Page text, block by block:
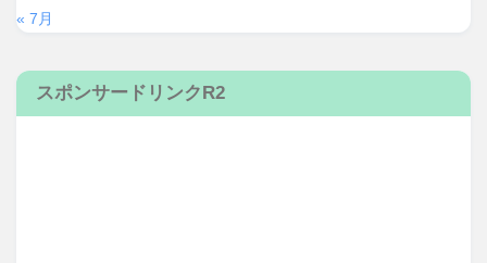
« 7月
スポンサードリンクR2